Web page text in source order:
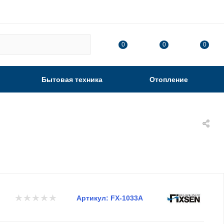
0 0 0
Бытовая техника Отопление
Артикул: FX-1033A